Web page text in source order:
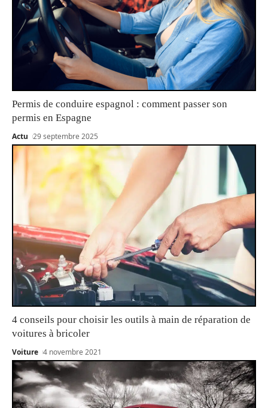
Permis de conduire espagnol : comment passer son
permis en Espagne
Actu 29 septembre 2025
4 conseils pour choisir les outils à main de réparation de
voitures à bricoler
Voiture 4 novembre 2021